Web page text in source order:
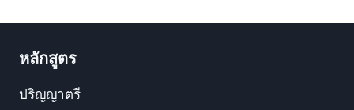
หลักสูตร
ปริญญาตรี